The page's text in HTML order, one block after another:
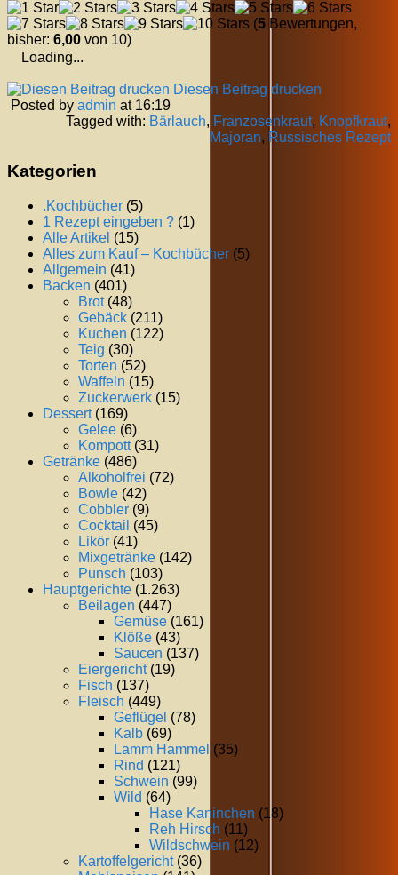
(5 Bewertungen,
bisher: 6,00 von 10)
Loading...
Diesen Beitrag drucken
Posted by admin at 16:19
Tagged with: Bärlauch, Franzosenkraut, Knopfkraut,
Majoran, Russisches Rezept
Kategorien
.Kochbücher (5)
1 Rezept eingeben ? (1)
Alle Artikel (15)
Alles zum Kauf – Kochbücher (5)
Allgemein (41)
Backen (401)
Brot(48)
Gebäck (211)
Kuchen (122)
Teig (30)
Torten (52)
Waffeln (15)
Zuckerwerk (15)
Dessert(169)
Gelee (6)
Kompott(31)
Getränke (486)
Alkoholfrei (72)
Bowle (42)
Cobbler (9)
Cocktail (45)
Likör (41)
Mixgetränke (142)
Punsch (103)
Hauptgerichte (1.263)
Beilagen (447)
Gemüse (161)
Klöße (43)
Saucen (137)
Eiergericht(19)
Fisch (137)
Fleisch (449)
Geflügel (78)
Kalb (69)
Lamm Hammel (35)
Rind (121)
Schwein (99)
Wild (64)
Hase Kaninchen (18)
Reh Hirsch (11)
Wildschwein (12)
Kartoffelgericht(36)